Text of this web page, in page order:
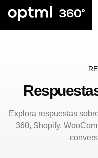
Explora respuestas
360, Shopify,